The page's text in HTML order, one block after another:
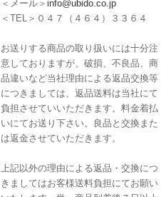
＜メール＞ info@ubido.co.jp
＜TEL＞０４７（４６４）３３６４
お送りする商品の取り扱いには十分注
意しておりますが、破損、不良品、商
品違いなど当社理由による返品交換等
につきましては、返品送料は当社にて
負担させていいただきます。料金着払
いにてお送り下さい。良品と交換また
は返金させていただきます。
上記以外の理由による返品・交換につ
きましてはお客様送料負担にてお願い